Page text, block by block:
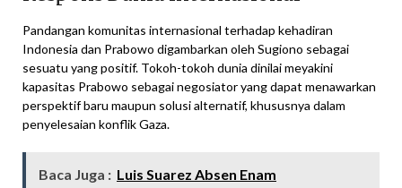
Pandangan komunitas internasional terhadap kehadiran
Indonesia dan Prabowo digambarkan oleh Sugiono sebagai
sesuatu yang positif. Tokoh-tokoh dunia dinilai meyakini
kapasitas Prabowo sebagai negosiator yang dapat menawarkan
perspektif baru maupun solusi alternatif, khususnya dalam
penyelesaian konflik Gaza.
Baca Juga : Luis Suarez Absen Enam